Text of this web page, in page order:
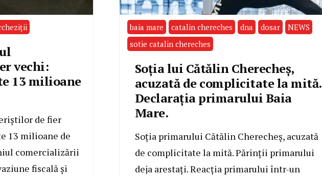
vechi:
13 milioane
de fier
13 milioane de
comercializării
fiscală și
baia mare catalin chereches dna dosar
NEWS
sotie catalin chereches
Soția lui Cătălin Cherecheș,
acuzată de complicitate la mită.
Declarația primarului Baia
Mare.
Soția primarului Cătălin Cherecheș, acuzată
de complicitate la mită. Părinții primarului
deja arestați. Reacția primarului într-un